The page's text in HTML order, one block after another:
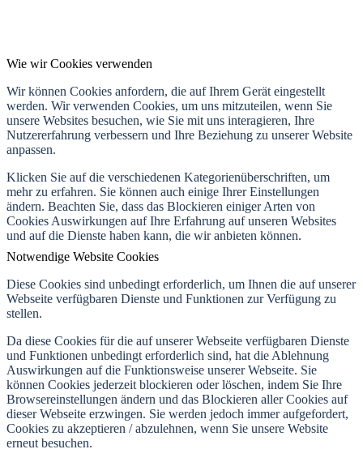
Wie wir Cookies verwenden
Wir können Cookies anfordern, die auf Ihrem Gerät eingestellt
werden. Wir verwenden Cookies, um uns mitzuteilen, wenn Sie
unsere Websites besuchen, wie Sie mit uns interagieren, Ihre
Nutzererfahrung verbessern und Ihre Beziehung zu unserer Website
anpassen.
Klicken Sie auf die verschiedenen Kategorienüberschriften, um
mehr zu erfahren. Sie können auch einige Ihrer Einstellungen
ändern. Beachten Sie, dass das Blockieren einiger Arten von
Cookies Auswirkungen auf Ihre Erfahrung auf unseren Websites
und auf die Dienste haben kann, die wir anbieten können.
Notwendige Website Cookies
Diese Cookies sind unbedingt erforderlich, um Ihnen die auf unserer
Webseite verfügbaren Dienste und Funktionen zur Verfügung zu
stellen.
Da diese Cookies für die auf unserer Webseite verfügbaren Dienste
und Funktionen unbedingt erforderlich sind, hat die Ablehnung
Auswirkungen auf die Funktionsweise unserer Webseite. Sie
können Cookies jederzeit blockieren oder löschen, indem Sie Ihre
Browsereinstellungen ändern und das Blockieren aller Cookies auf
dieser Webseite erzwingen. Sie werden jedoch immer aufgefordert,
Cookies zu akzeptieren / abzulehnen, wenn Sie unsere Website
erneut besuchen.